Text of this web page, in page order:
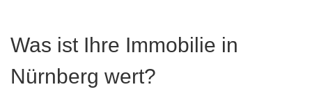
Was ist Ihre Immobilie in
Nürnberg wert?